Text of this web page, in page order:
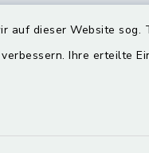
auf dieser Website
Ihre erteilte
7.30 – 13.00